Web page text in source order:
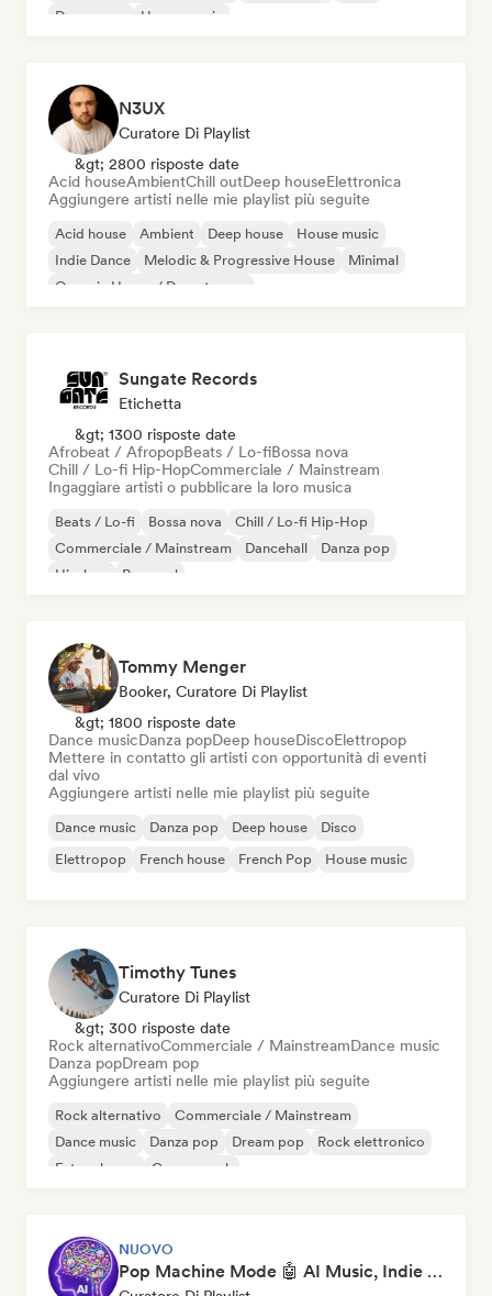
Dream pop
House music
N3UX
Curatore Di Playlist
&gt; 2800 risposte date
Acid houseAmbientChill outDeep houseElettronica
Aggiungere artisti nelle mie playlist più seguite
Acid house Ambient Deep house
House music
Indie Dance
Melodic & Progressive House
Minimal
Organic House / Downtempo
Sungate Records
Etichetta
&gt; 1300 risposte date
Afrobeat / AfropopBeats / Lo-fiBossa nova
Chill / Lo-fi Hip-HopCommerciale / Mainstream
Ingaggiare artisti o pubblicare la loro musica
Beats / Lo-fi Bossa nova
Chill / Lo-fi Hip-Hop
Commerciale / Mainstream
Dancehall
Danza pop
Hip-hop
Pop soul
Tommy Menger
Booker, Curatore Di Playlist
&gt; 1800 risposte date
Dance musicDanza popDeep houseDiscoElettropop
Mettere in contatto gli artisti con opportunità di eventi
dal vivo
Aggiungere artisti nelle mie playlist più seguite
Dance music Danza pop Deep house
Disco
Elettropop
French house French Pop House music
Timothy Tunes
Curatore Di Playlist
&gt; 300 risposte date
Rock alternativoCommerciale / MainstreamDance music
Danza popDream pop
Aggiungere artisti nelle mie playlist più seguite
Rock alternativo
Commerciale / Mainstream
Dance music
Danza pop Dream pop
Rock elettronico
Future house
Garage rock
NUOVO
Pop Machine Mode 🤖 AI Music, Indie Pop & Dream Pop